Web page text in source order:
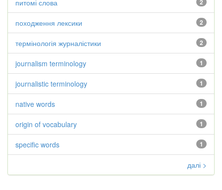
2
питомі слова
2
походження лексики
2
термінологія журналістики
1
journalism terminology
1
journalistic terminology
1
native words
1
origin of vocabulary
1
specific words
далі >